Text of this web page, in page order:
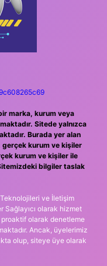
marka, kurum veya
Sitede yalnızca
Burada yer alan
kurum ve kişiler
kurum ve kişiler ile
bilgiler taslak
ve İletişim
Sağlayıcı olarak hizmet
olarak denetleme
Ancak, üyelerimiz
olup, siteye üye olarak